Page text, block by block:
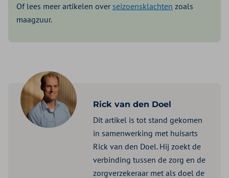
Of lees meer artikelen overseizoensklachten zoals
maagzuur.
Rick van den Doel
Dit artikel is tot stand gekomen
in samenwerking met huisarts
Rick van den Doel. Hij zoekt de
verbinding tussen de zorg en de
zorgverzekeraar met als doel de